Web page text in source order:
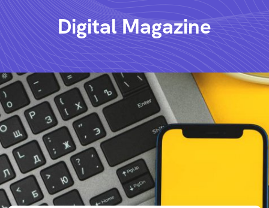
Digital Magazine